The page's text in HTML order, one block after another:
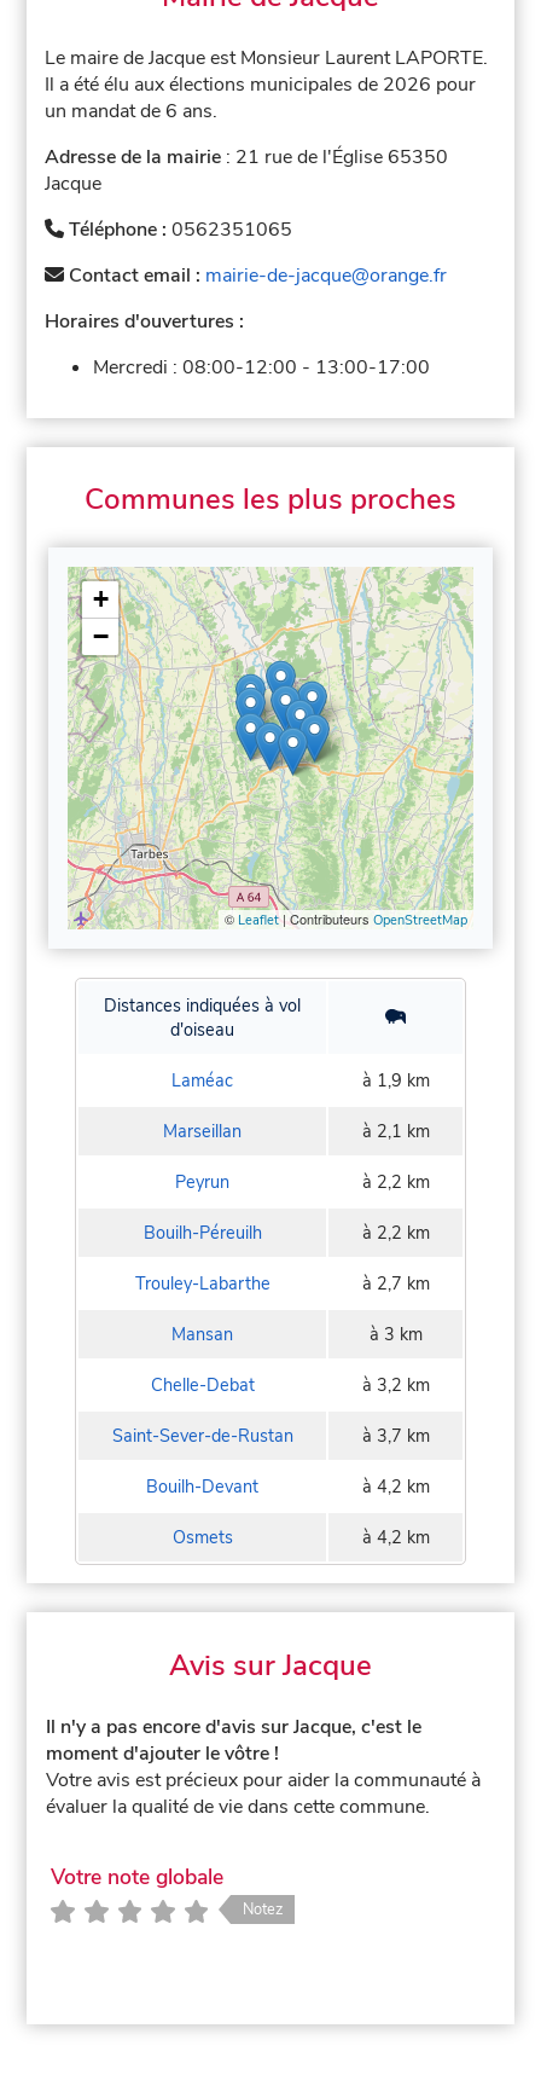
Le maire de Jacque est Monsieur Laurent LAPORTE.
Il a été élu aux élections municipales de 2026 pour
un mandat de 6 ans.
Adresse de la mairie : 21 rue de l'Église 65350
Jacque
Téléphone :0562351065
Contact email : mairie-de-jacque@orange.fr
Horaires d'ouvertures :
Mercredi :08:00-12:00 - 13:00-17:00
Communes les plus proches
+
−
© Leaflet| Contributeurs OpenStreetMap
Distances indiquées à vol
d'oiseau
Laméac à 1,9 km
Marseillan à 2,1 km
Peyrun à 2,2 km
Bouilh-Péreuilh à 2,2 km
Trouley-Labarthe à 2,7 km
Mansan à 3 km
Chelle-Debat à 3,2 km
Saint-Sever-de-Rustan à 3,7 km
Bouilh-Devant à 4,2 km
Osmets à 4,2 km
Avis sur Jacque
Il n'y a pas encore d'avis sur Jacque, c'est le
moment d'ajouter le vôtre !
Votre avis est précieux pour aider la communauté à
évaluer la qualité de vie dans cette commune.
Votre note globale
Notez